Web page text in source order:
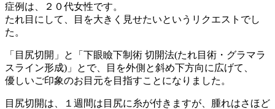
症例は、２０代女性です。
たれ目にして、目を大きく見せたいというリクエストでし
た。
「目尻切開」と「下眼瞼下制術 切開法(たれ目術・グラマラ
スライン形成)」とで、目を外側と斜め下方向に広げて、
優しいご印象のお目元を目指すことになりました。
目尻切開は、１週間は目尻に糸が付きますが、腫れはさほど